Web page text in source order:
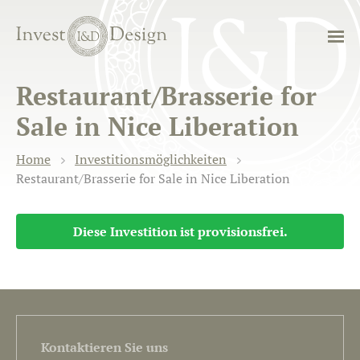
Restaurant/Brasserie for
Sale in Nice Liberation
Home
Investitionsmöglichkeiten
Restaurant/Brasserie for Sale in Nice Liberation
Diese Investition ist provisionsfrei.
Kontaktieren Sie uns